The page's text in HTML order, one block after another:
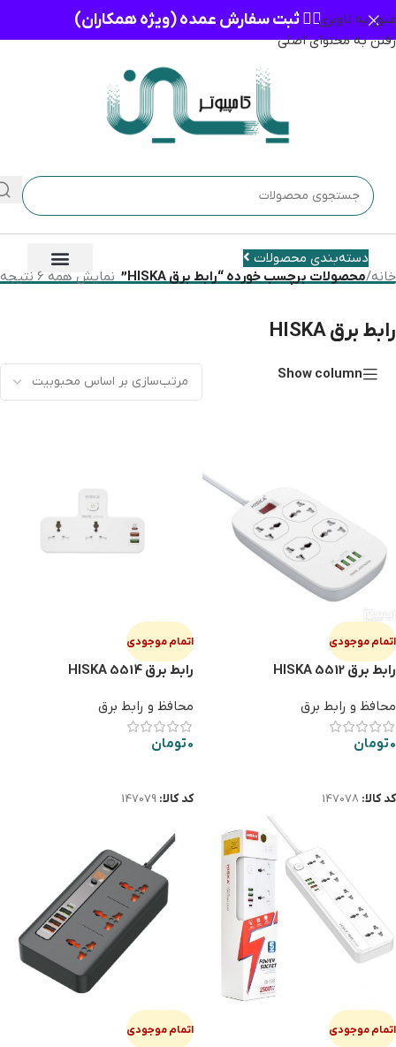
عبور به ناوبری
رفتن به محتوای اصلی
👈🏻 ثبت سفارش عمده (ویژه همکاران)
دسته‌بندی محصولات
خانه/محصولات برچسب خورده “رابط برق HISKA” نمایش همه 6 نتیجه
رابط برق HISKA
Show column
اتمام موجودی
رابط برق HISKA 5512
محافظ و رابط برق
0تومان
کد کالا: 147078
اتمام موجودی
رابط برق HISKA 5514
محافظ و رابط برق
0تومان
کد کالا: 147079
اتمام موجودی اتمام موجودی